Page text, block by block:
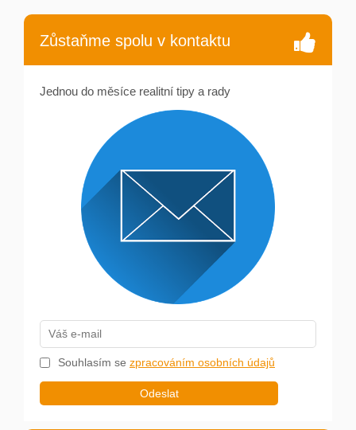
Zůstaňme spolu v kontaktu
Jednou do měsíce realitní tipy a rady
Souhlasím se zpracováním osobních údajů
Odeslat